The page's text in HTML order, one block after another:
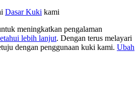
Dasar Kuki kami
meningkatkan pengalaman
lebih lanjut. Dengan terus melayari
dengan penggunaan kuki kami. Ubah